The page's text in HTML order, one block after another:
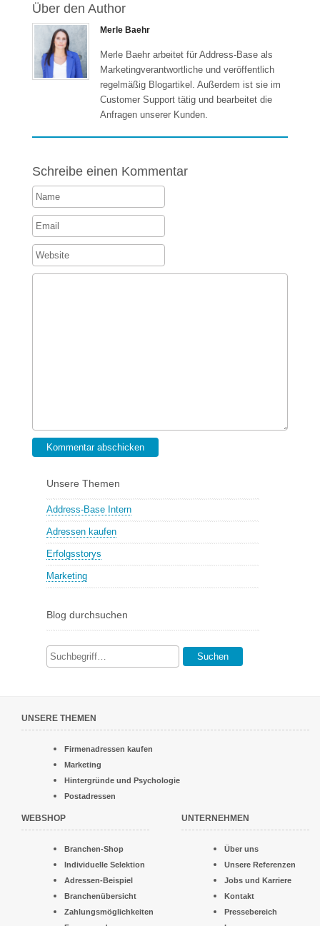
Über den Author
Merle Baehr
Merle Baehr arbeitet für Address-Base als
Marketingverantwortliche und veröffentlich
regelmäßig Blogartikel. Außerdem ist sie im
Customer Support tätig und bearbeitet die
Anfragen unserer Kunden.
Schreibe einen Kommentar
Kommentar abschicken
Unsere Themen
Address-Base Intern
Adressen kaufen
Erfolgsstorys
Marketing
Blog durchsuchen
Suchen
UNSERE THEMEN
Firmenadressen kaufen
Marketing
Hintergründe und Psychologie
Postadressen
WEBSHOP
Branchen-Shop
Individuelle Selektion
Adressen-Beispiel
Branchenübersicht
Zahlungsmöglichkeiten
UNTERNEHMEN
Über uns
Unsere Referenzen
Jobs und Karriere
Kontakt
Pressebereich